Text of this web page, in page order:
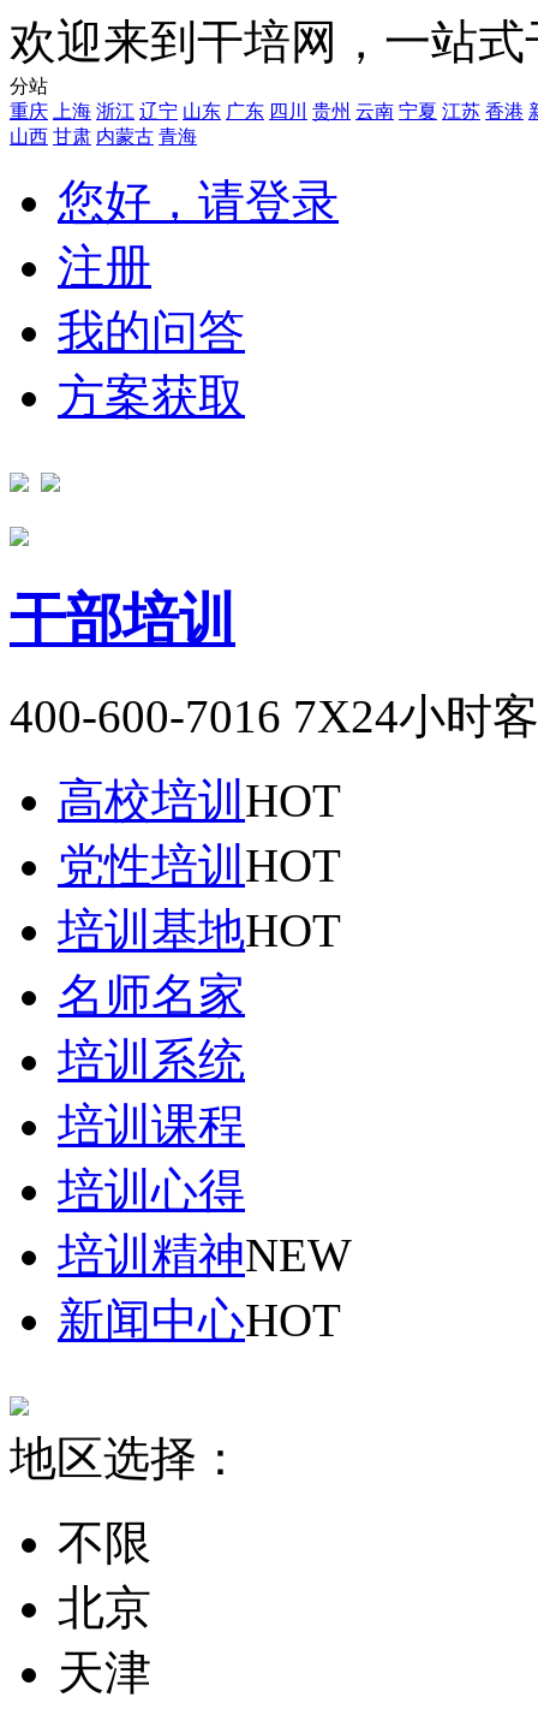
欢迎来到干培网，一站
分站
重庆
上海 浙江 辽宁 山东 广东 四川 贵州 云南 宁夏 江苏 香港
山西 甘肃 内蒙古 青海
您好，请登录
注册
我的问答
方案获取
干部培训
400-600-7016 7X24小时
高校培训 HOT
党性培训 HOT
培训基地HOT
名师名家
培训系统
培训课程
培训心得
培训精神NEW
新闻中心HOT
地区选择：
不限
北京
天津